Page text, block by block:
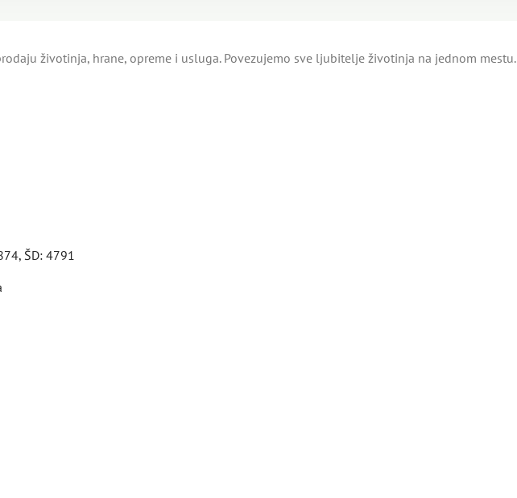
životinja, hrane, opreme i usluga. Povezujemo sve ljubitelje životinja na jednom mestu.
ŠD: 4791